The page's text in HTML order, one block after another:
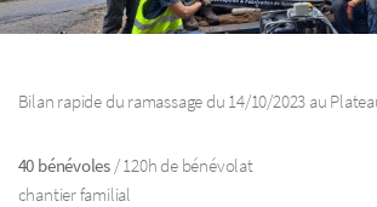
Bilan rapide du ramassage du 14/10/2023 au
40 bénévoles / 120h de bénévolat
chantier familial